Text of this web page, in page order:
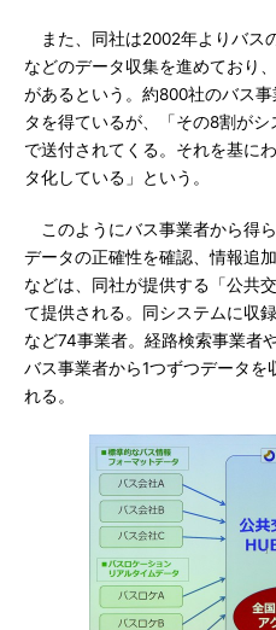
また、同社は2002年よりバス
などのデータ収集を進めており
があるという。約800社のバス
タを得ているが、「その8割が
で送付されてくる。それを基に
タ化している」という。
このようにバス事業者から得
データの正確性を確認、情報追
などは、同社が提供する「公共
て提供される。同システムに収
など74事業者。経路検索事業者
バス事業者から1つずつデータを
れる。